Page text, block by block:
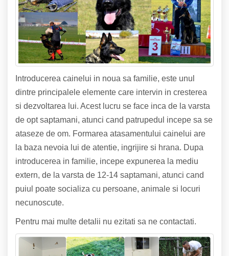
Introducerea cainelui in noua sa familie, este unul
dintre principalele elemente care intervin in cresterea
si dezvoltarea lui. Acest lucru se face inca de la varsta
de opt saptamani, atunci cand patrupedul incepe sa se
ataseze de om. Formarea atasamentului cainelui are
la baza nevoia lui de atentie, ingrijire si hrana. Dupa
introducerea in familie, incepe expunerea la mediu
extern, de la varsta de 12-14 saptamani, atunci cand
puiul poate socializa cu persoane, animale si locuri
necunoscute.
Pentru mai multe detalii nu ezitati sa ne contactati.